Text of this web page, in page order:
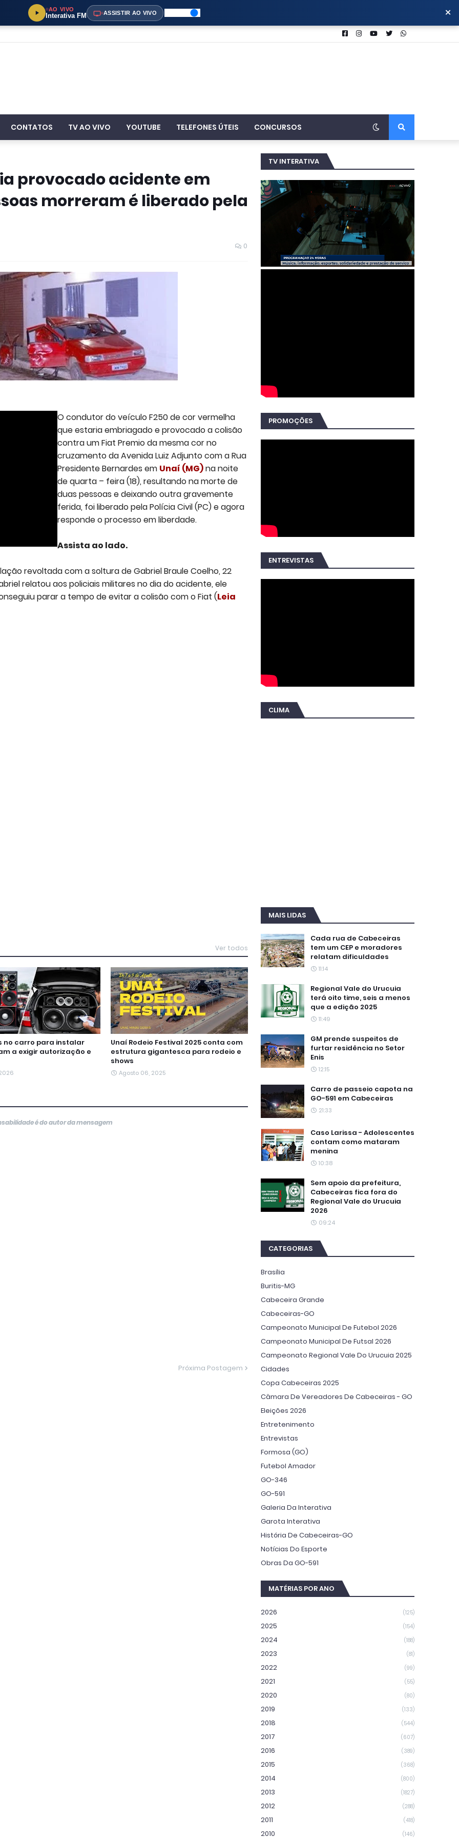
AO VIVO
Interativa FM ASSISTIR AO VIVO ×
CONTATOS TV AO VIVO YOUTUBE TELEFONES ÚTEIS CONCURSOS
provocado acidente em
morreram é liberado pela
0
O condutor do veículo F250 de cor vermelha
que estaria embriagado e provocado a colisão
contra um Fiat Premio da mesma cor no
cruzamento da Avenida Luiz Adjunto com a Rua
Presidente Bernardes em Unaí (MG)na noite
de quarta – feira (18), resultando na morte de
duas pessoas e deixando outra gravemente
ferida, foi liberado pela Polícia Civil (PC) e agora
responde o processo em liberdade.
Assista ao lado.
revoltada com a soltura de Gabriel Braule Coelho, 22
relatou aos policiais militares no dia do acidente, ele
parar a tempo de evitar a colisão com o Fiat (Leia
Ver todos
no carro para instalar
a exigir autorização e
Unaí Rodeio Festival 2025 conta com
estrutura gigantesca para rodeio e
shows
Agosto 06, 2025
é do autor da mensagem
Próxima Postagem
TV INTERATIVA
PROMOÇÕES
ENTREVISTAS
CLIMA
MAIS LIDAS
Cada rua de Cabeceiras
tem um CEP e moradores
relatam dificuldades
11:14
Regional Vale do Urucuia
terá oito time, seis a menos
que a edição 2025
11:49
GM prende suspeitos de
furtar residência no Setor
Enis
12:15
Carro de passeio capota na
GO-591 em Cabeceiras
21:33
Caso Larissa - Adolescentes
contam como mataram
menina
10:38
Sem apoio da prefeitura,
Cabeceiras fica fora do
Regional Vale do Urucuia
2026
09:24
CATEGORIAS
Brasília
Buritis-MG
Cabeceira Grande
Cabeceiras-GO
Campeonato Municipal De Futebol 2026
Campeonato Municipal De Futsal 2026
Campeonato Regional Vale Do Urucuia 2025
Cidades
Copa Cabeceiras 2025
Câmara De Vereadores De Cabeceiras - GO
Eleições 2026
Entretenimento
Entrevistas
Formosa (GO)
Futebol Amador
GO-346
GO-591
Galeria Da Interativa
Garota Interativa
História De Cabeceiras-GO
Notícias Do Esporte
Obras Da GO-591
MATÉRIAS POR ANO
2026 (125)
2025 (154)
2024 (188)
2023 (81)
2022 (99)
2021 (55)
2020 (80)
2019 (133)
2018 (544)
2017 (607)
2016 (389)
2015 (368)
2014 (800)
2013 (1827)
2012 (288)
2011 (418)
2010 (146)